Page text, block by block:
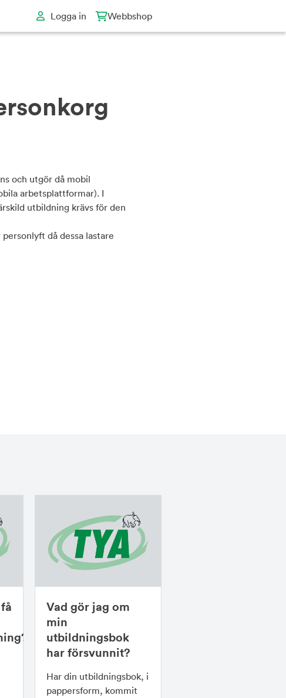
Logga in Webbshop
och utgör då mobil
arbetsplattformar). I
utbildning krävs för den
då dessa lastare
Vad gör jag om
min
utbildningsbok
har försvunnit?
Har din utbildningsbok, i
pappersform, kommit